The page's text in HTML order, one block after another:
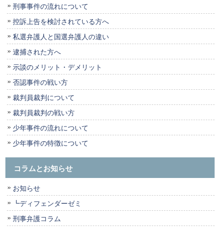
刑事事件の流れについて
控訴上告を検討されている方へ
私選弁護人と国選弁護人の違い
逮捕された方へ
示談のメリット・デメリット
否認事件の戦い方
裁判員裁判について
裁判員裁判の戦い方
少年事件の流れについて
少年事件の特徴について
コラムとお知らせ
お知らせ
┗ディフェンダーゼミ
刑事弁護コラム